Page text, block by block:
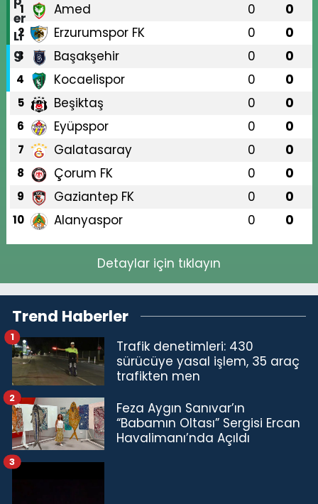
1 Amed 0 0
2 Erzurumspor FK 0 0
3 Başakşehir 0 0
4 Kocaelispor 0 0
5 Beşiktaş 0 0
6 Eyüpspor 0 0
7 Galatasaray 0 0
8 Çorum FK 0 0
9 Gaziantep FK 0 0
10 Alanyaspor 0 0
Detaylar için tıklayın
Trend Haberler
Trafik denetimleri: 430
sürücüye yasal işlem, 35 araç
trafikten men
1
Feza Aygın Sanıvar’ın
“Babamın Oltası” Sergisi Ercan
Havalimanı’nda Açıldı
2
3